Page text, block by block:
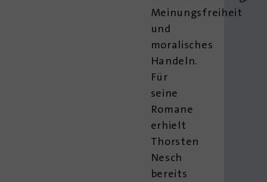
Meinungsfreiheit
und
moralisches
Handeln.
Für
seine
Romane
erhielt
Thorsten
Nesch
bereits